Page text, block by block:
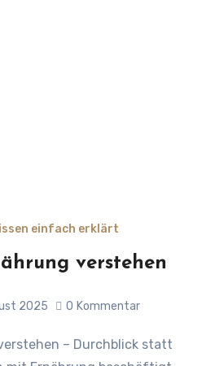
einfach erklärt
verstehen
2025 0 Kommentar